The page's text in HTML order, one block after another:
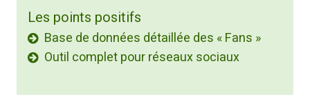
Les points positifs
Base de données détaillée des « Fans »
Outil complet pour réseaux sociaux